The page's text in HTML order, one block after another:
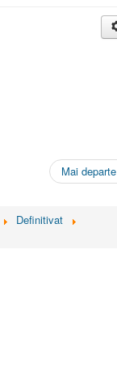
Mai departe
Definitivat